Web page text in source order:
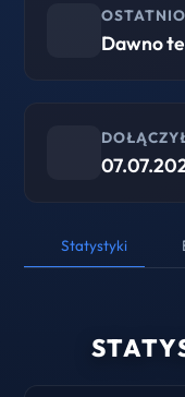
Dawno
Statystyki